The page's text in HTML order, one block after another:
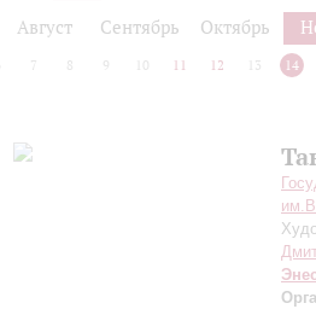
Август Сентябрь Октябрь
7 8 9 10 11 12 13 14